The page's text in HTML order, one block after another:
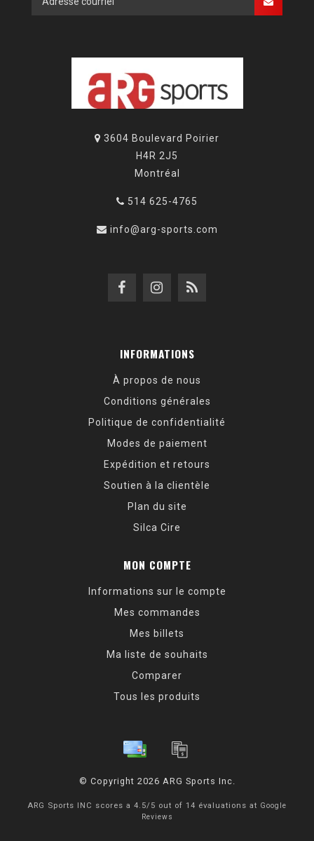
3604 Boulevard Poirier
H4R 2J5
Montréal
514 625-4765
info@arg-sports.com
INFORMATIONS
À propos de nous
Conditions générales
Politique de confidentialité
Modes de paiement
Expédition et retours
Soutien à la clientèle
Plan du site
Silca Cire
MON COMPTE
Informations sur le compte
Mes commandes
Mes billets
Ma liste de souhaits
Comparer
Tous les produits
© Copyright 2026 ARG Sports Inc.
ARG Sports INC scores a 4.5/ 5 out of 14 évaluations at Google
Reviews